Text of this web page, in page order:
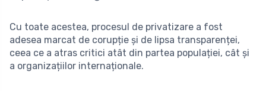
Cu toate acestea, procesul de privatizare a fost
adesea marcat de corupție și de lipsa transparenței,
ceea ce a atras critici atât din partea populației, cât și
a organizațiilor internaționale.